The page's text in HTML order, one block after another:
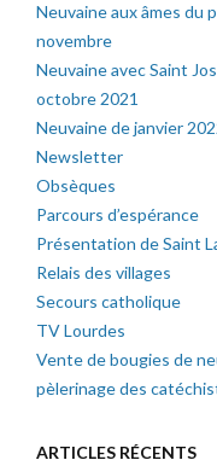
Neuvaine aux âmes du
novembre
Neuvaine avec Saint
octobre 2021
Neuvaine de janvier
Newsletter
Obsèques
Parcours d’espérance
Présentation de Saint
Relais des villages
Secours catholique
TV Lourdes
Vente de bougies de
pèlerinage des
ARTICLES RÉCENTS